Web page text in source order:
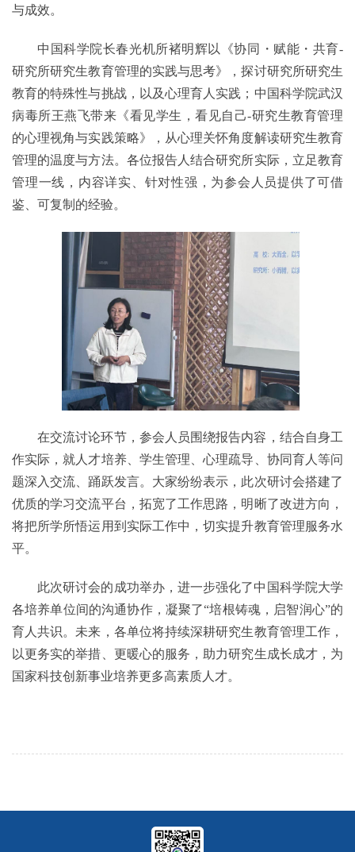
与成效。
中国科学院长春光机所褚明辉以《协同・赋能・共育-
研究所研究生教育管理的实践与思考》，探讨研究所研究生
教育的特殊性与挑战，以及心理育人实践；中国科学院武汉
病毒所王燕飞带来《看见学生，看见自己-研究生教育管理
的心理视角与实践策略》，从心理关怀角度解读研究生教育
管理的温度与方法。各位报告人结合研究所实际，立足教育
管理一线，内容详实、针对性强，为参会人员提供了可借
鉴、可复制的经验。
在交流讨论环节，参会人员围绕报告内容，结合自身工
作实际，就人才培养、学生管理、心理疏导、协同育人等问
题深入交流、踊跃发言。大家纷纷表示，此次研讨会搭建了
优质的学习交流平台，拓宽了工作思路，明晰了改进方向，
将把所学所悟运用到实际工作中，切实提升教育管理服务水
平。
此次研讨会的成功举办，进一步强化了中国科学院大学
各培养单位间的沟通协作，凝聚了“培根铸魂，启智润心”的
育人共识。未来，各单位将持续深耕研究生教育管理工作，
以更务实的举措、更暖心的服务，助力研究生成长成才，为
国家科技创新事业培养更多高素质人才。